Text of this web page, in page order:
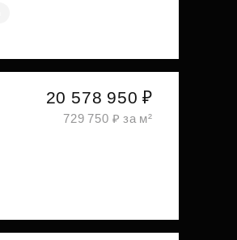
20 578 950 ₽
729 750 ₽ за м²